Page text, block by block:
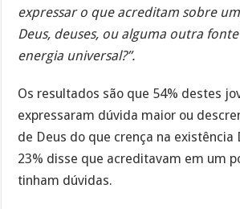
expressar o que acreditam sobre
Deus, deuses, ou alguma outra
energia universal?”.
Os resultados são que 54% destes
expressaram dúvida maior ou
de Deus do que crença na existência
23% disse que acreditavam em um
tinham dúvidas.